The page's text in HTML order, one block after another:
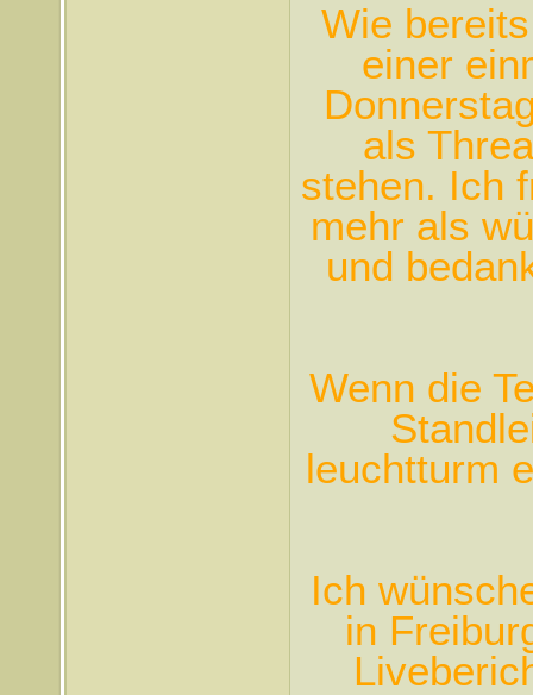
Wie
einer
als
stehen. Ich
mehr als
und
Wenn die
leuchtturm
Ich
in